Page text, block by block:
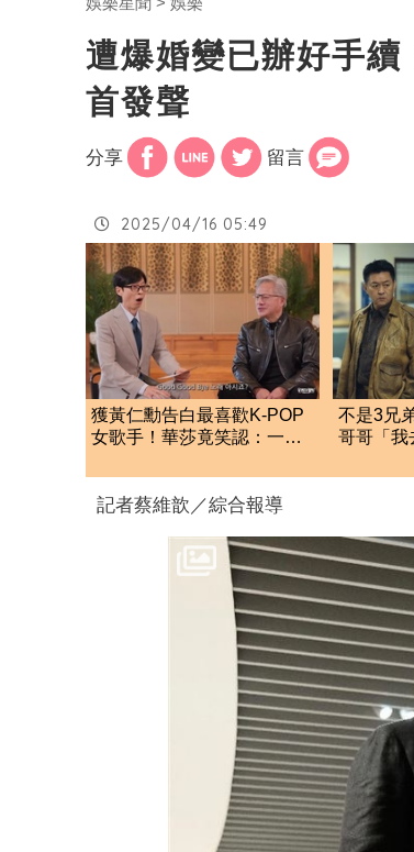
遭爆婚變已辦好手
首發聲
分享 留言
2025/04/16 05:49
獲黃仁勳告白最喜歡K-POP
女歌手！華莎竟笑認：一開
不是3兄
哥哥「我
記者蔡維歆／綜合報導